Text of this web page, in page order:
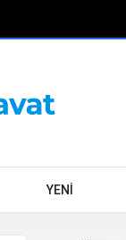
YENİ